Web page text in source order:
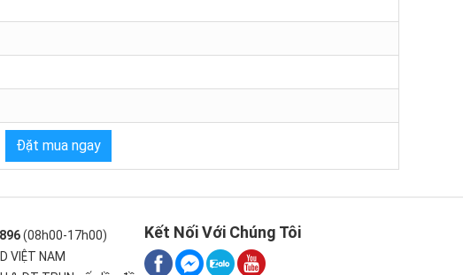
Đặt mua ngay
(08h00-17h00)
VIỆT NAM
Kết Nối Với Chúng Tôi